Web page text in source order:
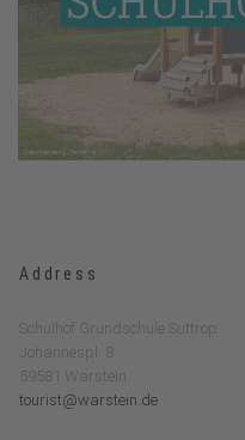
Address
Schulhof Grundschule Suttrop
Johannespl. 8
59581 Warstein
tourist@warstein.de